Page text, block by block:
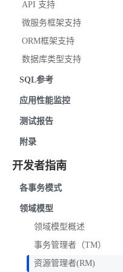
API 支持
微服务框架支持
ORM框架支持
数据库类型支持
SQL参考
应用性能监控
测试报告
附录
开发者指南
各事务模式
领域模型
领域模型概述
事务管理者（TM）
资源管理者(RM)